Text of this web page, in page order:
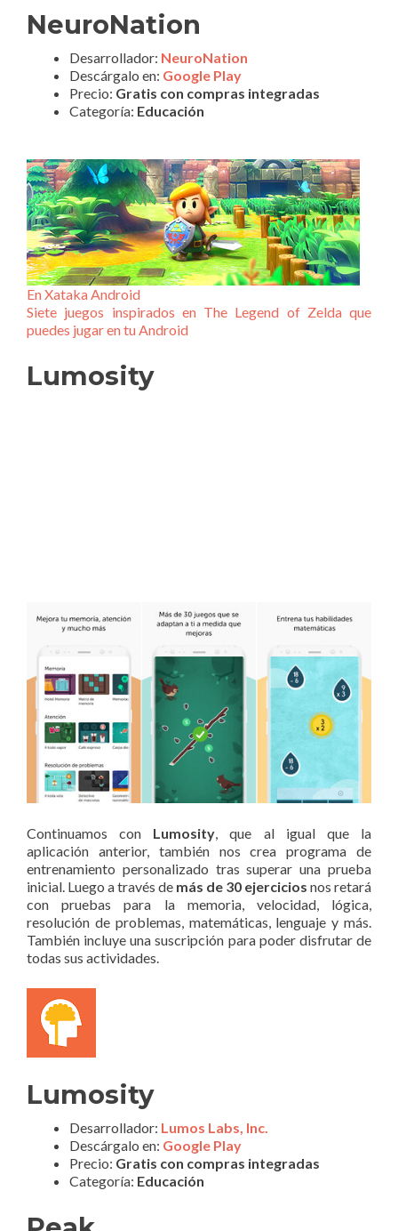
NeuroNation
Desarrollador: NeuroNation
Descárgalo en: Google Play
Precio: Gratis con compras integradas
Categoría: Educación
En Xataka Android
Siete juegos inspirados en The Legend of Zelda que
puedes jugar en tu Android
Lumosity
Continuamos con Lumosity, que al igual que la
aplicación anterior, también nos crea programa de
entrenamiento personalizado tras superar una prueba
inicial. Luego a través de más de 30 ejercicios nos retará
con pruebas para la memoria, velocidad, lógica,
resolución de problemas, matemáticas, lenguaje y más.
También incluye una suscripción para poder disfrutar de
todas sus actividades.
Lumosity
Desarrollador: Lumos Labs, Inc.
Descárgalo en: Google Play
Precio: Gratis con compras integradas
Categoría: Educación